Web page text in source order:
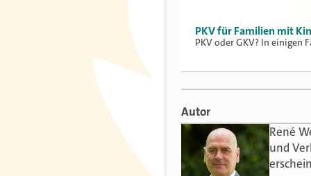
PKV für Familien mit
PKV oder GKV? In einigen
Autor
René
und